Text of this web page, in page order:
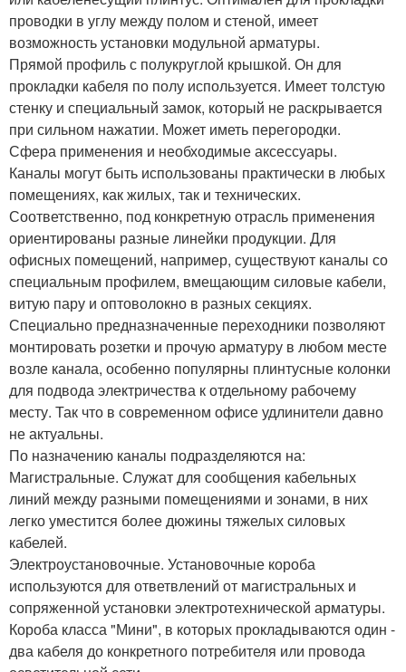
проводки в углу между полом и стеной, имеет
возможность установки модульной арматуры.
Прямой профиль с полукруглой крышкой. Он для
прокладки кабеля по полу используется. Имеет толстую
стенку и специальный замок, который не раскрывается
при сильном нажатии. Может иметь перегородки.
Сфера применения и необходимые аксессуары.
Каналы могут быть использованы практически в любых
помещениях, как жилых, так и технических.
Соответственно, под конкретную отрасль применения
ориентированы разные линейки продукции. Для
офисных помещений, например, существуют каналы со
специальным профилем, вмещающим силовые кабели,
витую пару и оптоволокно в разных секциях.
Специально предназначенные переходники позволяют
монтировать розетки и прочую арматуру в любом месте
возле канала, особенно популярны плинтусные колонки
для подвода электричества к отдельному рабочему
месту. Так что в современном офисе удлинители давно
не актуальны.
По назначению каналы подразделяются на:
Магистральные. Служат для сообщения кабельных
линий между разными помещениями и зонами, в них
легко уместится более дюжины тяжелых силовых
кабелей.
Электроустановочные. Установочные короба
используются для ответвлений от магистральных и
сопряженной установки электротехнической арматуры.
Короба класса "Мини", в которых прокладываются один -
два кабеля до конкретного потребителя или провода